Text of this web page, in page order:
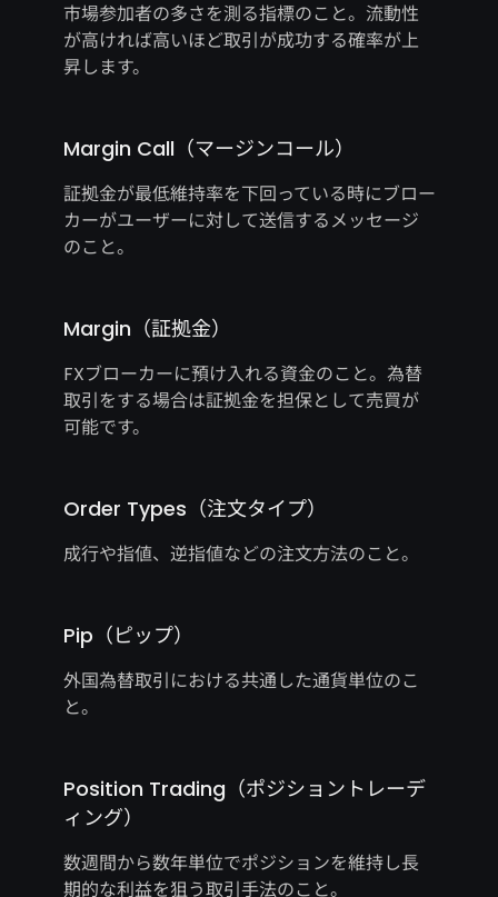
市場参加者の多さを測る指標のこと。流動性
が高ければ高いほど取引が成功する確率が上
昇します。
Margin Call（マージンコール）
証拠金が最低維持率を下回っている時にブロー
カーがユーザーに対して送信するメッセージ
のこと。
Margin（証拠金）
FXブローカーに預け入れる資金のこと。為替
取引をする場合は証拠金を担保として売買が
可能です。
Order Types（注文タイプ）
成行や指値、逆指値などの注文方法のこと。
Pip（ピップ）
外国為替取引における共通した通貨単位のこ
と。
Position Trading（ポジショントレーデ
ィング）
数週間から数年単位でポジションを維持し長
期的な利益を狙う取引手法のこと。